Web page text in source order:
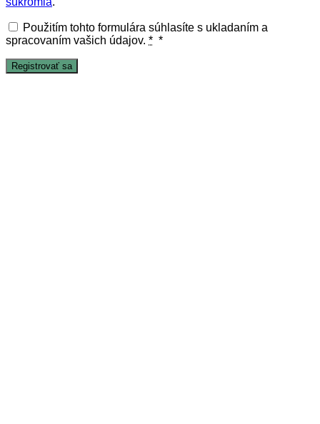
Použitím tohto formulára súhlasíte s ukladaním a
spracovaním vašich údajov. * *
Registrovať sa